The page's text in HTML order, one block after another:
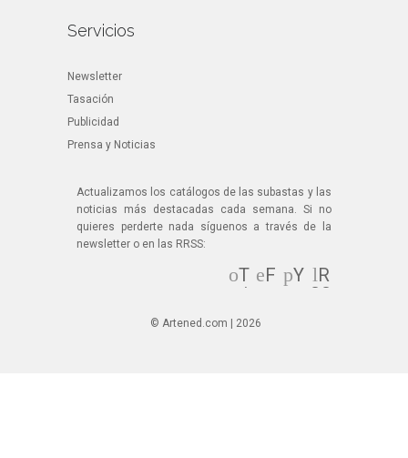
Servicios
Newsletter
Tasación
Publicidad
Prensa y Noticias
Actualizamos los catálogos de las subastas y las
noticias más destacadas cada semana. Si no
quieres perderte nada síguenos a través de la
newsletter o en las RRSS:
T
wi
er
F
oo
Y
R
SS
© Artened.com | 2026